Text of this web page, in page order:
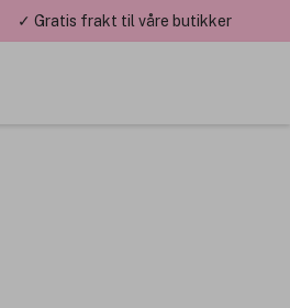
✓ Gratis frakt til våre butikker